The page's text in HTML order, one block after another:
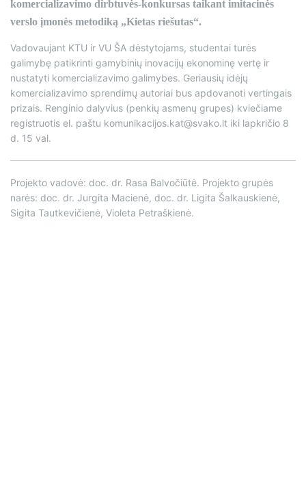
komercializavimo dirbtuvės-konkursas taikant imitacinės
verslo įmonės metodiką „Kietas riešutas“.
Vadovaujant KTU ir VU ŠA dėstytojams, studentai turės
galimybę patikrinti gamybinių inovacijų ekonominę vertę ir
nustatyti komercializavimo galimybes. Geriausių idėjų
komercializavimo sprendimų autoriai bus apdovanoti vertingais
prizais. Renginio dalyvius (penkių asmenų grupes) kviečiame
registruotis el. paštu komunikacijos.kat@svako.lt iki lapkričio 8
d. 15 val.
Projekto vadovė: doc. dr. Rasa Balvočiūtė. Projekto grupės
narės: doc. dr. Jurgita Macienė, doc. dr. Ligita Šalkauskienė,
Sigita Tautkevičienė, Violeta Petraškienė.